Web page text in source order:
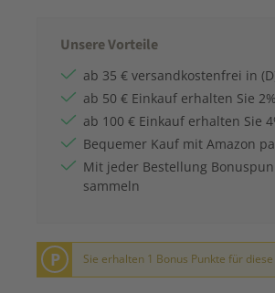
Unsere Vorteile
ab 35 € versandkostenfrei in
ab 50 € Einkauf erhalten Sie
ab 100 € Einkauf erhalten Sie
Bequemer Kauf mit Amazon
Mit jeder Bestellung
sammeln
P Sie erhalten 1 Bonus Punkte für